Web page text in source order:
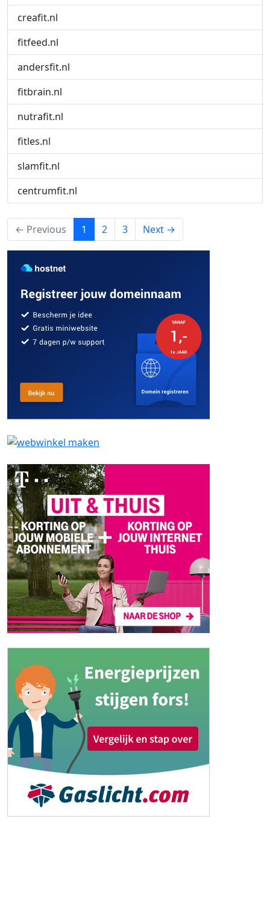
creafit.nl
fitfeed.nl
andersfit.nl
fitbrain.nl
nutrafit.nl
fitles.nl
slamfit.nl
centrumfit.nl
← Previous 1 (current)
2 3 Next →